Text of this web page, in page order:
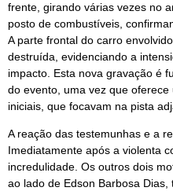
frente, girando várias vezes no
posto de combustíveis,
A parte frontal do carro
destruída, evidenciando a
impacto. Esta nova gravação é
do evento, uma vez que
iniciais, que focavam na pista
A reação das testemunhas e a
Imediatamente após a violenta
incredulidade. Os outros dois
ao lado de Edson Barbosa